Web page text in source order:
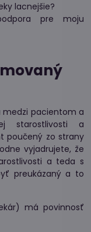
lacnejšie?
pre moju
medzi pacientom a
starostlivosti a
poučený zo strany
vyjadrujete, že
a teda s
preukázaný a to
má povinnosť